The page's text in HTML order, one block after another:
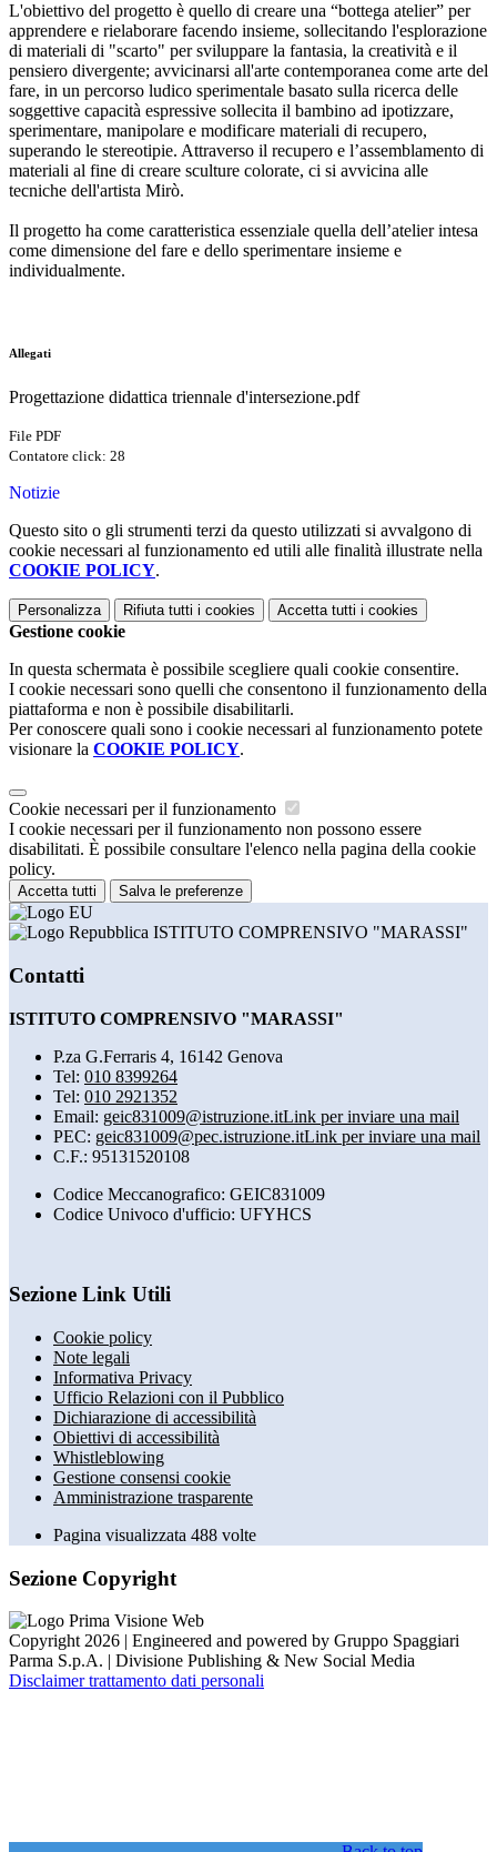
L'obiettivo del progetto è quello di creare una “bottega atelier” per
apprendere e rielaborare facendo insieme, sollecitando l'esplorazione
di materiali di "scarto" per sviluppare la fantasia, la creatività e il
pensiero divergente; avvicinarsi all'arte contemporanea come arte del
fare, in un percorso ludico sperimentale basato sulla ricerca delle
soggettive capacità espressive sollecita il bambino ad ipotizzare,
sperimentare, manipolare e modificare materiali di recupero,
superando le stereotipie. Attraverso il recupero e l’assemblamento di
materiali al fine di creare sculture colorate, ci si avvicina alle
tecniche dell'artista Mirò.
Il progetto ha come caratteristica essenziale quella dell’atelier intesa
come dimensione del fare e dello sperimentare insieme e
individualmente.
Allegati
Progettazione didattica triennale d'intersezione.pdf
File PDF
Contatore click: 28
Notizie
Questo sito o gli strumenti terzi da questo utilizzati si avvalgono di
cookie necessari al funzionamento ed utili alle finalità illustrate nella
COOKIE POLICY.
Personalizza Rifiuta tutti i cookies Accetta tutti i cookies
Gestione cookie
In questa schermata è possibile scegliere quali cookie consentire.
I cookie necessari sono quelli che consentono il funzionamento della
piattaforma e non è possibile disabilitarli.
Per conoscere quali sono i cookie necessari al funzionamento potete
visionare la COOKIE POLICY.
Cookie necessari per il funzionamento
I cookie necessari per il funzionamento non possono essere
disabilitati. È possibile consultare l'elenco nella pagina della cookie
policy.
Accetta tutti Salva le preferenze
ISTITUTO COMPRENSIVO "MARASSI"
Contatti
ISTITUTO COMPRENSIVO "MARASSI"
P.za G.Ferraris 4, 16142 Genova
Tel: 010 8399264
Tel: 010 2921352
Email: geic831009@istruzione.itLink per inviare una mail
PEC: geic831009@pec.istruzione.itLink per inviare una mail
C.F.: 95131520108
Codice Meccanografico: GEIC831009
Codice Univoco d'ufficio: UFYHCS
Sezione Link Utili
Cookie policy
Note legali
Informativa Privacy
Ufficio Relazioni con il Pubblico
Dichiarazione di accessibilità
Obiettivi di accessibilità
Whistleblowing
Gestione consensi cookie
Amministrazione trasparente
Pagina visualizzata 488 volte
Sezione Copyright
Copyright 2026 | Engineered and powered by Gruppo Spaggiari
Parma S.p.A. | Divisione Publishing & New Social Media
Disclaimer trattamento dati personali